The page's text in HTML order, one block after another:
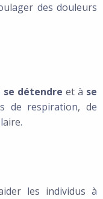
des douleurs
se détendre et à se
de respiration, de
les individus à